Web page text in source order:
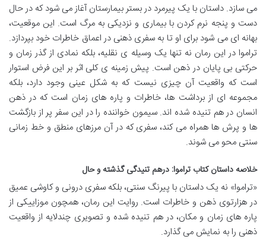
می سازد. داستان با یک پیرمرد در بستر بیمارستان آغاز می شود که در حال
دست و پنجه نرم کردن با بیماری و نزدیکی به مرگ است. این موقعیت،
بهانه ای می شود برای او تا به سفری ذهنی در اعماق خاطرات خود بپردازد.
تراموا در این رمان نه تنها یک وسیله ی نقلیه، بلکه نمادی از گذر زمان و
حرکتی بی پایان در ذهن است. پیش زمینه ی کلی اثر بر این فرض استوار
است که واقعیت آن چیزی نیست که به شکل عینی وجود دارد، بلکه
مجموعه ای از برداشت ها، خاطرات و پاره های زمان است که در ذهن
انسان در هم تنیده شده اند. سیمون خواننده را در این سفر پر از بازگشت
ها و پرش ها همراه می کند، سفری که در آن مرزهای منطق و خط زمانی
سنتی محو می شوند.
خلاصه داستان کتاب تراموا: درهم تنیدگی گذشته و حال
«تراموا» نه یک داستان با پیرنگ سنتی، بلکه سفری درونی و کاوشی عمیق
در هزارتوی ذهن و خاطرات است. روایت این رمان، همچون موزاییکی از
پاره های زمان و مکان، در هم تنیده شده و تصویری چندلایه از واقعیت
ذهنی را به نمایش می گذارد.